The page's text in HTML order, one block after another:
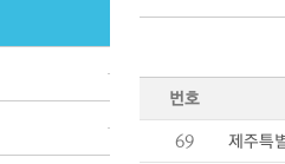
번호
69 제주특